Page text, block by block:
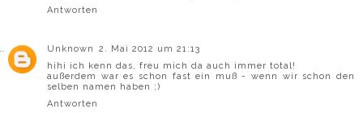
Antworten
Unknown
2. Mai 2012 um 21:13
hihi ich kenn das, freu mich da auch immer total!
außerdem war es schon fast ein muß - wenn wir schon den
selben namen haben ;)
Antworten